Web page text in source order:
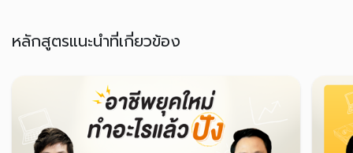
หลักสูตรแนะนำที่เกี่ยวข้อง